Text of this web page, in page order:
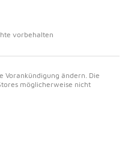
vorbehalten
Vorankündigung ändern. Die
möglicherweise nicht